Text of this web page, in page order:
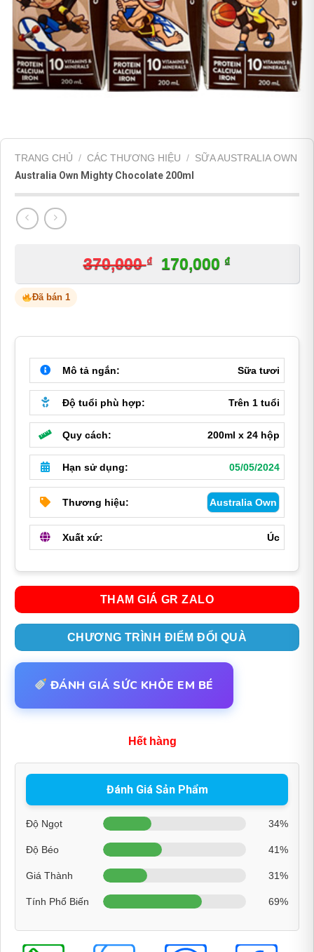
TRANG CHỦ / CÁC THƯƠNG HIỆU / SỮA AUSTRALIA OWN
Australia Own Mighty Chocolate 200ml
370,000₫
Giá
gốc
370,000 ₫.
170,000 ₫
hiện
là:
170,000 ₫.
Đã bán 1
Mô tả ngắn: Sữa tươi
Độ tuổi phù hợp: Trên 1 tuổi
Quy cách: 200ml x 24 hộp
Hạn sử dụng: 05/05/2024
Thương hiệu: Australia Own
Xuất xứ: Úc
THAM GIÁ GR ZALO
CHƯƠNG TRÌNH ĐIỂM ĐỔI QUÀ
ĐÁNH GIÁ SỨC KHỎE EM BÉ
Hết hàng
Đánh Giá Sản Phẩm
Độ Ngọt 34%
Độ Béo 41%
Giá Thành 31%
Tính Phổ Biến 69%